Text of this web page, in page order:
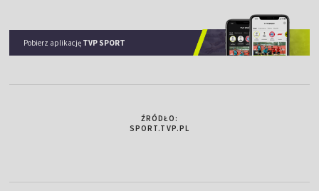
Pobierz aplikację TVP SPORT
ŹRÓDŁO:
SPORT.TVP.PL